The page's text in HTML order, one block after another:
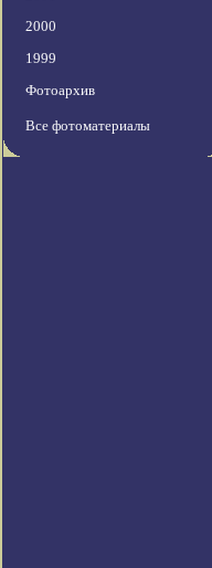
2000
1999
Фотоархив
Все фотоматериалы